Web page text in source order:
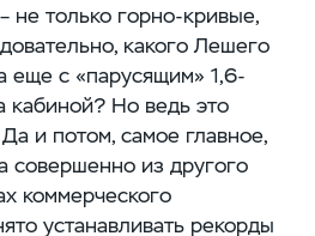
не только горно-кривые,
какого Лешего
еще с «парусящим» 1,6-
кабиной? Но ведь это
и потом, самое главное,
из другого
коммерческого
устанавливать рекорды